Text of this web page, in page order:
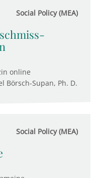
Social Policy (MEA)
online
Börsch-Supan, Ph. D.
Social Policy (MEA)